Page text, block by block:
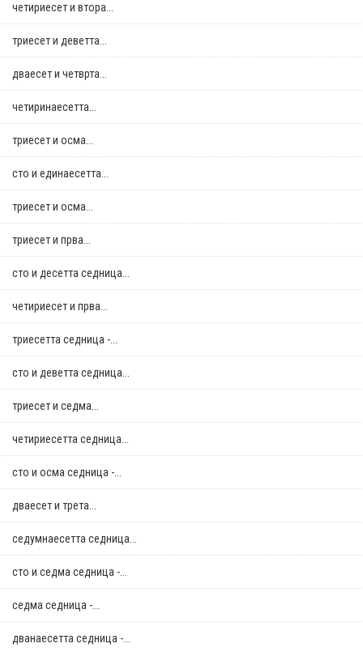
четириесет и втора...
триесет и деветта...
дваесет и четврта...
четиринаесетта...
триесет и осма...
сто и единаесетта...
триесет и осма...
триесет и прва...
сто и десетта седница...
четириесет и прва...
триесетта седница -...
сто и деветта седница...
триесет и седма...
четириесетта седница...
сто и осма седница -...
дваесет и трета...
седумнаесетта седница...
сто и седма седница -...
седма седница -...
дванаесетта седница -...